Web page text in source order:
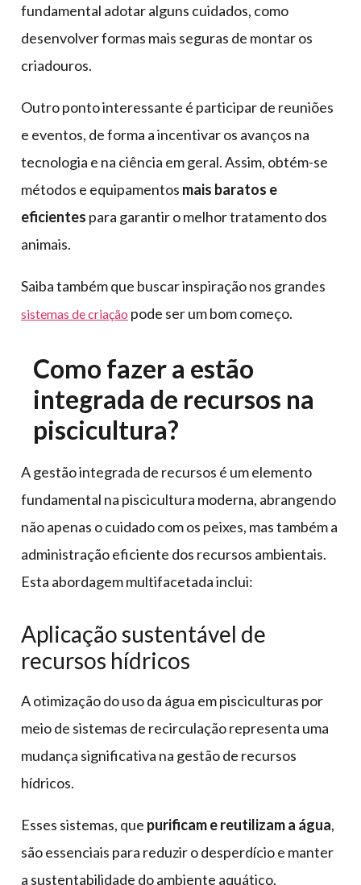
fundamental adotar alguns cuidados, como
desenvolver formas mais seguras de montar os
criadouros.
Outro ponto interessante é participar de reuniões
e eventos, de forma a incentivar os avanços na
tecnologia e na ciência em geral. Assim, obtém-se
métodos e equipamentos mais baratos e
eficientes para garantir o melhor tratamento dos
animais.
Saiba também que buscar inspiração nos grandes
sistemas de criação pode ser um bom começo.
Como fazer a estão
integrada de recursos na
piscicultura?
A gestão integrada de recursos é um elemento
fundamental na piscicultura moderna, abrangendo
não apenas o cuidado com os peixes, mas também a
administração eficiente dos recursos ambientais.
Esta abordagem multifacetada inclui:
Aplicação sustentável de
recursos hídricos
A otimização do uso da água em pisciculturas por
meio de sistemas de recirculação representa uma
mudança significativa na gestão de recursos
hídricos.
Esses sistemas, que purificam e reutilizam a água,
são essenciais para reduzir o desperdício e manter
a sustentabilidade do ambiente aquático.